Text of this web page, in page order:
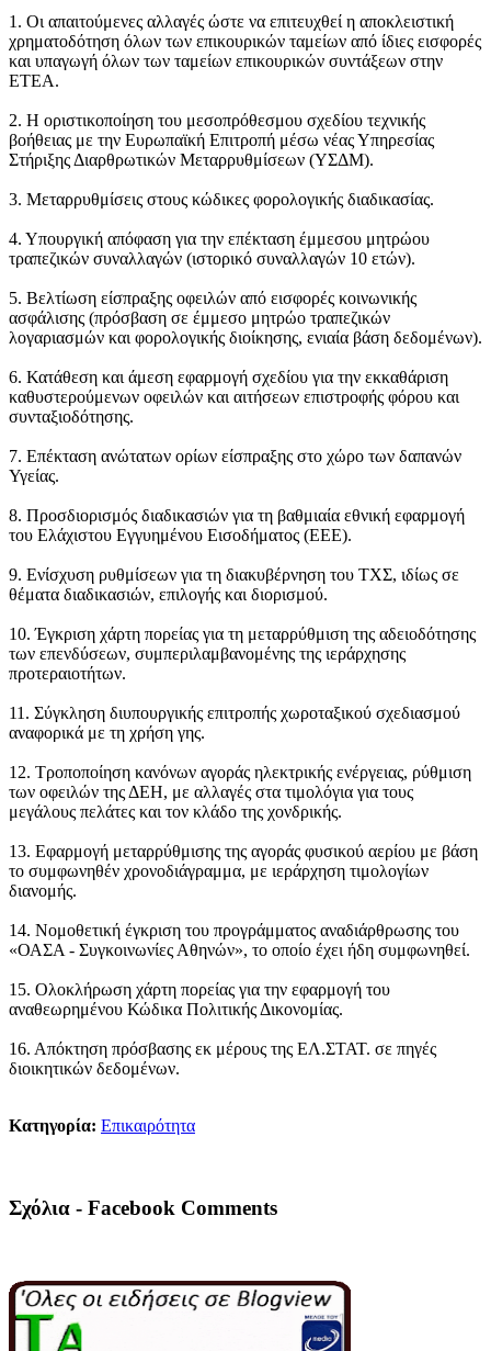
1. Οι απαιτούμενες αλλαγές ώστε να επιτευχθεί η αποκλειστική
χρηματοδότηση όλων των επικουρικών ταμείων από ίδιες εισφορές
και υπαγωγή όλων των ταμείων επικουρικών συντάξεων στην
ΕΤΕΑ.
2. Η οριστικοποίηση του μεσοπρόθεσμου σχεδίου τεχνικής
βοήθειας με την Ευρωπαϊκή Επιτροπή μέσω νέας Υπηρεσίας
Στήριξης Διαρθρωτικών Μεταρρυθμίσεων (ΥΣΔΜ).
3. Μεταρρυθμίσεις στους κώδικες φορολογικής διαδικασίας.
4. Υπουργική απόφαση για την επέκταση έμμεσου μητρώου
τραπεζικών συναλλαγών (ιστορικό συναλλαγών 10 ετών).
5. Βελτίωση είσπραξης οφειλών από εισφορές κοινωνικής
ασφάλισης (πρόσβαση σε έμμεσο μητρώο τραπεζικών
λογαριασμών και φορολογικής διοίκησης, ενιαία βάση δεδομένων).
6. Κατάθεση και άμεση εφαρμογή σχεδίου για την εκκαθάριση
καθυστερούμενων οφειλών και αιτήσεων επιστροφής φόρου και
συνταξιοδότησης.
7. Επέκταση ανώτατων ορίων είσπραξης στο χώρο των δαπανών
Υγείας.
8. Προσδιορισμός διαδικασιών για τη βαθμιαία εθνική εφαρμογή
του Ελάχιστου Εγγυημένου Εισοδήματος (ΕΕΕ).
9. Ενίσχυση ρυθμίσεων για τη διακυβέρνηση του ΤΧΣ, ιδίως σε
θέματα διαδικασιών, επιλογής και διορισμού.
10. Έγκριση χάρτη πορείας για τη μεταρρύθμιση της αδειοδότησης
των επενδύσεων, συμπεριλαμβανομένης της ιεράρχησης
προτεραιοτήτων.
11. Σύγκληση διυπουργικής επιτροπής χωροταξικού σχεδιασμού
αναφορικά με τη χρήση γης.
12. Τροποποίηση κανόνων αγοράς ηλεκτρικής ενέργειας, ρύθμιση
των οφειλών της ΔΕΗ, με αλλαγές στα τιμολόγια για τους
μεγάλους πελάτες και τον κλάδο της χονδρικής.
13. Εφαρμογή μεταρρύθμισης της αγοράς φυσικού αερίου με βάση
το συμφωνηθέν χρονοδιάγραμμα, με ιεράρχηση τιμολογίων
διανομής.
14. Νομοθετική έγκριση του προγράμματος αναδιάρθρωσης του
«ΟΑΣΑ - Συγκοινωνίες Αθηνών», το οποίο έχει ήδη συμφωνηθεί.
15. Ολοκλήρωση χάρτη πορείας για την εφαρμογή του
αναθεωρημένου Κώδικα Πολιτικής Δικονομίας.
16. Απόκτηση πρόσβασης εκ μέρους της ΕΛ.ΣΤΑΤ. σε πηγές
διοικητικών δεδομένων.
Κατηγορία: Επικαιρότητα
Σχόλια - Facebook Comments